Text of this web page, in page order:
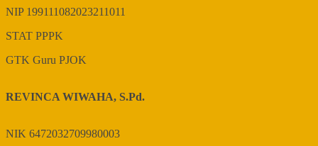
NIP 199111082023211011
STAT PPPK
GTK Guru PJOK
REVINCA WIWAHA, S.Pd.
NIK 6472032709980003